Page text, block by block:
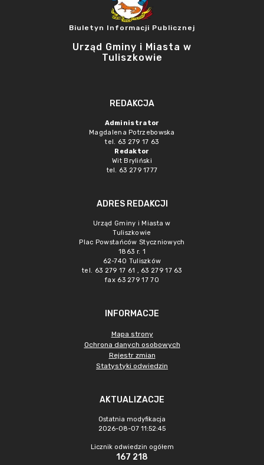
Biuletyn Informacji Publicznej
Urząd Gminy i Miasta w
Tuliszkowie
REDAKCJA
Administrator
Magdalena Potrzebowska
tel. 63 279 17 63
Redaktor
Wit Bryliński
tel. 63 279 1777
ADRES REDAKCJI
Urząd Gminy i Miasta w
Tuliszkowie
Plac Powstańców Styczniowych
1863 r. 1
62-740 Tuliszków
tel. 63 279 17 61 , 63 279 17 63
fax 63 279 17 70
INFORMACJE
Mapa strony
Ochrona danych osobowych
Rejestr zmian
Statystyki odwiedzin
AKTUALIZACJE
Ostatnia modyfikacja
2026-08-07 11:52:45
Licznik odwiedzin ogółem
167 218